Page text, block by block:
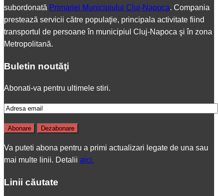
subordonată Primariei Municipiului Cluj-Napoca. Compania
prestează servicii către populaţie, principala activitate fiind
transportul de persoane în municipiul Cluj-Napoca şi în zona
Metropolitană.
Buletin noutăţi
Abonati-va pentru ultimele stiri.
Va puteti abona pentru a primi actualizari legate de una sau
mai multe linii. Detalii aici.
Linii căutate